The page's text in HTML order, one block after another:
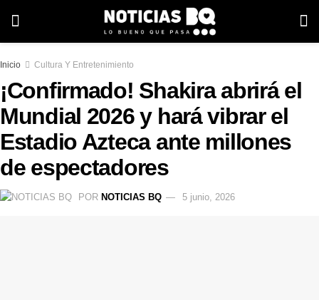
Inicio Cultura Y Entretenimiento
¡Confirmado! Shakira abrirá el
Mundial 2026 y hará vibrar el
Estadio Azteca ante millones
de espectadores
POR NOTICIAS BQ 5 junio, 2026